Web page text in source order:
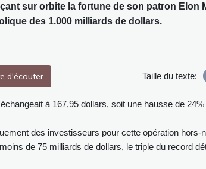
sur orbite la fortune de son patron Elon
des 1.000 milliards de dollars.
d'écouter Taille du texte:
à 167,95 dollars, soit une hausse de
des investisseurs pour cette opération hors-
de 75 milliards de dollars, le triple du record